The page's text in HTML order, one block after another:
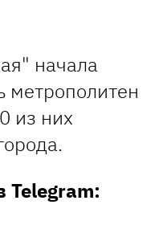
начала
метрополитен
из них
Telegram: